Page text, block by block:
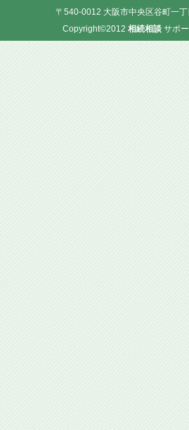
〒540-0012 大阪市中央区谷町一
Copyright©2012 相続相談 サポ